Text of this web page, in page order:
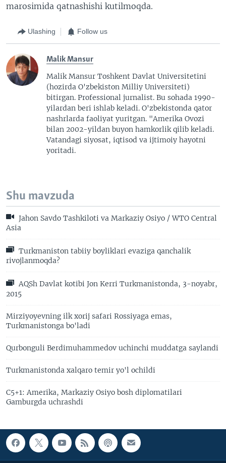
marosimida qatnashishi kutilmoqda.
Ulashing Follow us
Malik Mansur
Malik Mansur Toshkent Davlat Universitetini
(hozirda O'zbekiston Milliy Universiteti)
bitirgan. Professional jurnalist. Bu sohada 1990-
yilardan beri ishlab keladi. O'zbekistonda qator
nashrlarda faoliyat yuritgan. "Amerika Ovozi
bilan 2002-yildan buyon hamkorlik qilib keladi.
Vatandagi siyosat, iqtisod va ijtimoiy hayotni
yoritadi.
Shu mavzuda
Jahon Savdo Tashkiloti va Markaziy Osiyo / WTO Central
Asia
Turkmaniston tabiiy boyliklari evaziga qanchalik
rivojlanmoqda?
AQSh Davlat kotibi Jon Kerri Turkmanistonda, 3-noyabr,
2015
Mirziyoyevning ilk xorij safari Rossiyaga emas,
Turkmanistonga bo'ladi
Qurbonguli Berdimuhammedov uchinchi muddatga saylandi
Turkmanistonda xalqaro temir yo'l ochildi
C5+1: Amerika, Markaziy Osiyo bosh diplomatilari
Gamburgda uchrashdi